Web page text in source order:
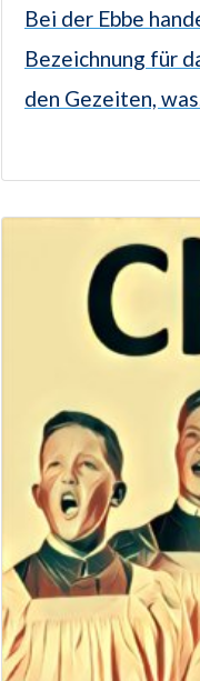
Bei der Ebbe
Bezeichnung für
den Gezeiten,